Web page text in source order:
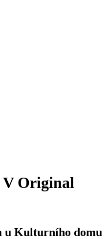
Original
u Kulturního domu